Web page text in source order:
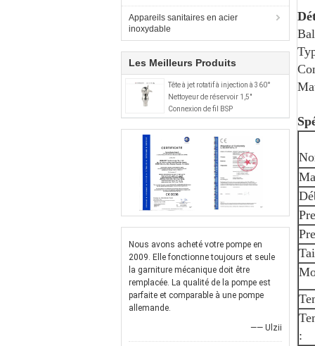
Appareils sanitaires en acier
inoxydable
Les Meilleurs Produits
Tête à jet rotatif à injection à 360°
Nettoyeur de réservoir 1,5"
Connexion de fil BSP
Nous avons acheté votre pompe en
2009. Elle fonctionne toujours et seule
la garniture mécanique doit être
remplacée. La qualité de la pompe est
parfaite et comparable à une pompe
allemande.
—— Ulzii
: